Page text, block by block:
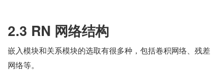
2.3 RN 网络结构
嵌入模块和关系模块的选取有很多种，包括卷积网络、残差
网络等。